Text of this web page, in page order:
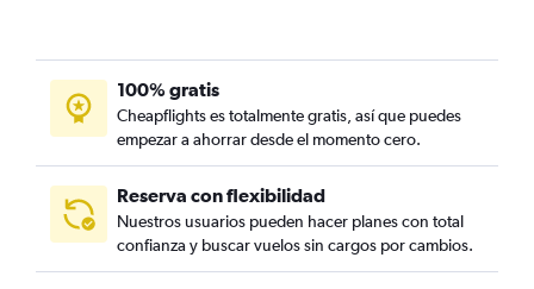
100% gratis
Cheapflights es totalmente gratis, así que puedes
empezar a ahorrar desde el momento cero.
Reserva con flexibilidad
Nuestros usuarios pueden hacer planes con total
confianza y buscar vuelos sin cargos por cambios.